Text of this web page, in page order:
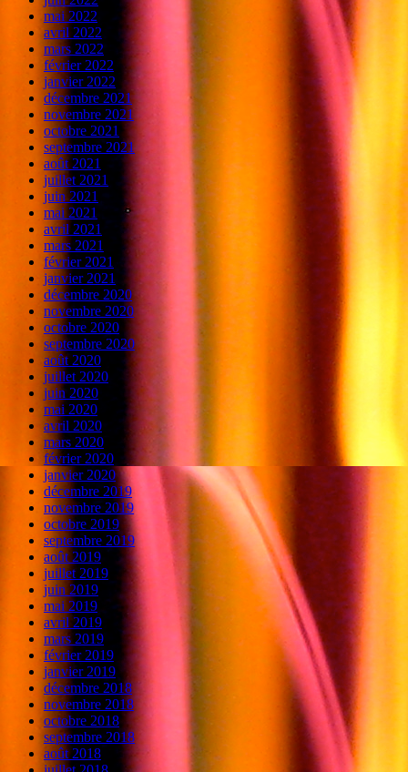
mai 2022
avril 2022
mars 2022
février 2022
janvier 2022
décembre 2021
novembre 2021
octobre 2021
septembre 2021
août 2021
juillet 2021
juin 2021
mai 2021
avril 2021
mars 2021
février 2021
janvier 2021
décembre 2020
novembre 2020
octobre 2020
septembre 2020
août 2020
juillet 2020
juin 2020
mai 2020
avril 2020
mars 2020
février 2020
janvier 2020
décembre 2019
novembre 2019
octobre 2019
septembre 2019
août 2019
juillet 2019
juin 2019
mai 2019
avril 2019
mars 2019
février 2019
janvier 2019
décembre 2018
novembre 2018
octobre 2018
septembre 2018
août 2018